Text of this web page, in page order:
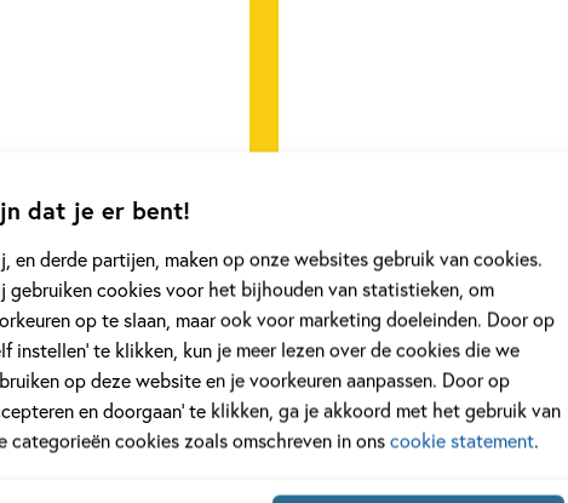
dat je er bent!
en derde partijen, maken op onze websites gebruik van cookies.
gebruiken cookies voor het bijhouden van statistieken, om
op te slaan, maar ook voor marketing doeleinden. Door op
instellen’ te klikken, kun je meer lezen over de cookies die we
op deze website en je voorkeuren aanpassen. Door op
en doorgaan’ te klikken, ga je akkoord met het gebruik van
categorieën cookies zoals omschreven in onscookie statement.
Bekijk alle artikelen